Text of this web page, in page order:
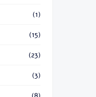
(1)
(15)
(23)
(3)